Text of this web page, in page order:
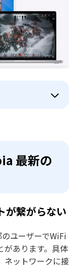
最新の
が繋がらない
ユーザーでWiFi
があります。具体
ネットワークに接